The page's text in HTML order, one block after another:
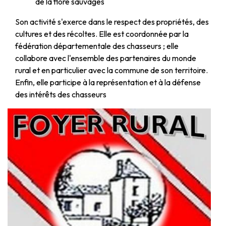
Son activité s'exerce dans le respect des propriétés, des
cultures et des récoltes. Elle est coordonnée par la
fédération départementale des chasseurs ; elle
collabore avec l'ensemble des partenaires du monde
rural et en particulier avec la commune de son territoire.
Enfin, elle participe à la représentation et à la défense
des intérêts des chasseurs